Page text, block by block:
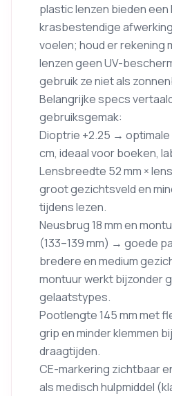
plastic lenzen bieden een
krasbestendige
voelen; houd er rekening
lenzen geen UV-
gebruik ze niet als
Belangrijke specs
gebruiksgemak:
Dioptrie +2.25 →
cm, ideaal voor boeken,
Lensbreedte 52 mm ×
groot gezichtsveld en
tijdens lezen.
Neusbrug 18 mm en
(133–139 mm) → goede
bredere en medium
montuur werkt bijzonder
gelaatstypes.
Pootlengte 145 mm met
grip en minder klemmen
draagtijden.
CE-markering zichtbaar
als medisch hulpmiddel